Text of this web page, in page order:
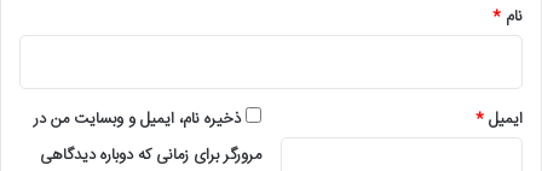
نام *
ایمیل*
ذخیره نام، ایمیل و وبسایت من در
مرورگر برای زمانی که دوباره دیدگاهی